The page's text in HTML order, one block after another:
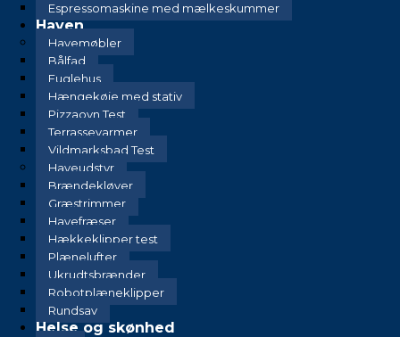
Espressomaskine med mælkeskummer
Haven
Havemøbler
Bålfad
Fuglehus
Hængekøje med stativ
Pizzaovn Test
Terrassevarmer
Vildmarksbad Test
Haveudstyr
Brændekløver
Græstrimmer
Havefræser
Hækkeklipper test
Plænelufter
Ukrudtsbrænder
Robotplæneklipper
Rundsav
Helse og skønhed